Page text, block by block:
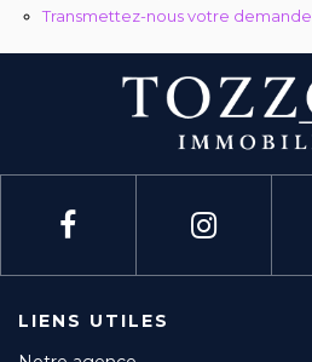
Transmettez-nous votre demande
LIENS UTILES